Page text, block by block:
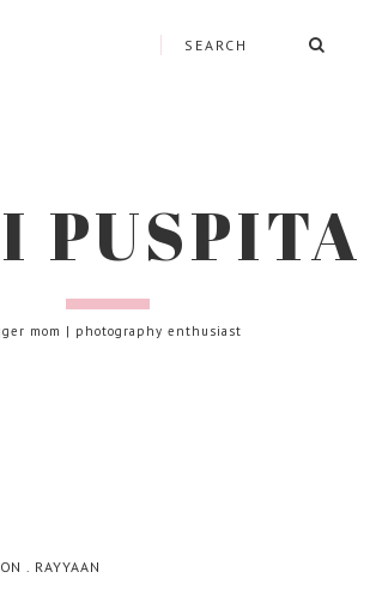
PUSPITA
mom | photography enthusiast
. RAYYAAN